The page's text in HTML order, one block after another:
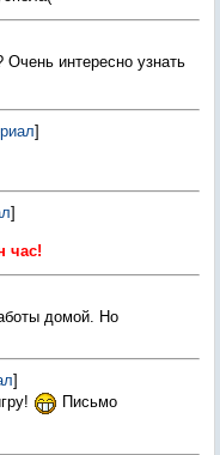
интересно узнать
]
]
час!
домой. Но
]
Письмо